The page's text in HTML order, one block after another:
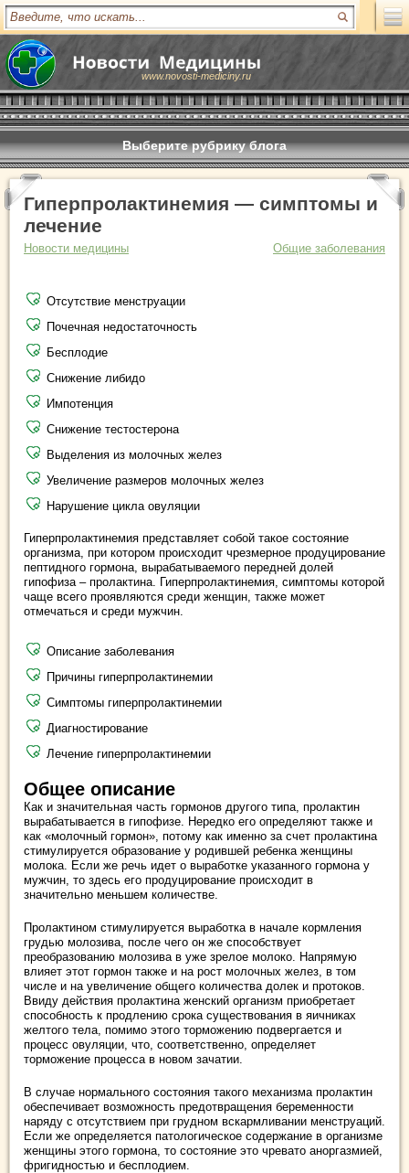
www.novosti-mediciny.ru
Выберите рубрику блога
Гиперпролактинемия — симптомы и
лечение
Новости медицины Общие заболевания
Отсутствие менструации
Почечная недостаточность
Бесплодие
Снижение либидо
Импотенция
Снижение тестостерона
Выделения из молочных желез
Увеличение размеров молочных желез
Нарушение цикла овуляции
Гиперпролактинемия представляет собой такое состояние
организма, при котором происходит чрезмерное продуцирование
пептидного гормона, вырабатываемого передней долей
гипофиза – пролактина. Гиперпролактинемия, симптомы которой
чаще всего проявляются среди женщин, также может
отмечаться и среди мужчин.
Описание заболевания
Причины гиперпролактинемии
Симптомы гиперпролактинемии
Диагностирование
Лечение гиперпролактинемии
Общее описание
Как и значительная часть гормонов другого типа, пролактин
вырабатывается в гипофизе. Нередко его определяют также и
как «молочный гормон», потому как именно за счет пролактина
стимулируется образование у родившей ребенка женщины
молока. Если же речь идет о выработке указанного гормона у
мужчин, то здесь его продуцирование происходит в
значительно меньшем количестве.
Пролактином стимулируется выработка в начале кормления
грудью молозива, после чего он же способствует
преобразованию молозива в уже зрелое молоко. Напрямую
влияет этот гормон также и на рост молочных желез, в том
числе и на увеличение общего количества долек и протоков.
Ввиду действия пролактина женский организм приобретает
способность к продлению срока существования в яичниках
желтого тела, помимо этого торможению подвергается и
процесс овуляции, что, соответственно, определяет
торможение процесса в новом зачатии.
В случае нормального состояния такого механизма пролактин
обеспечивает возможность предотвращения беременности
наряду с отсутствием при грудном вскармливании менструаций.
Если же определяется патологическое содержание в организме
женщины этого гормона, то состояние это чревато аноргазмией,
фригидностью и бесплодием.